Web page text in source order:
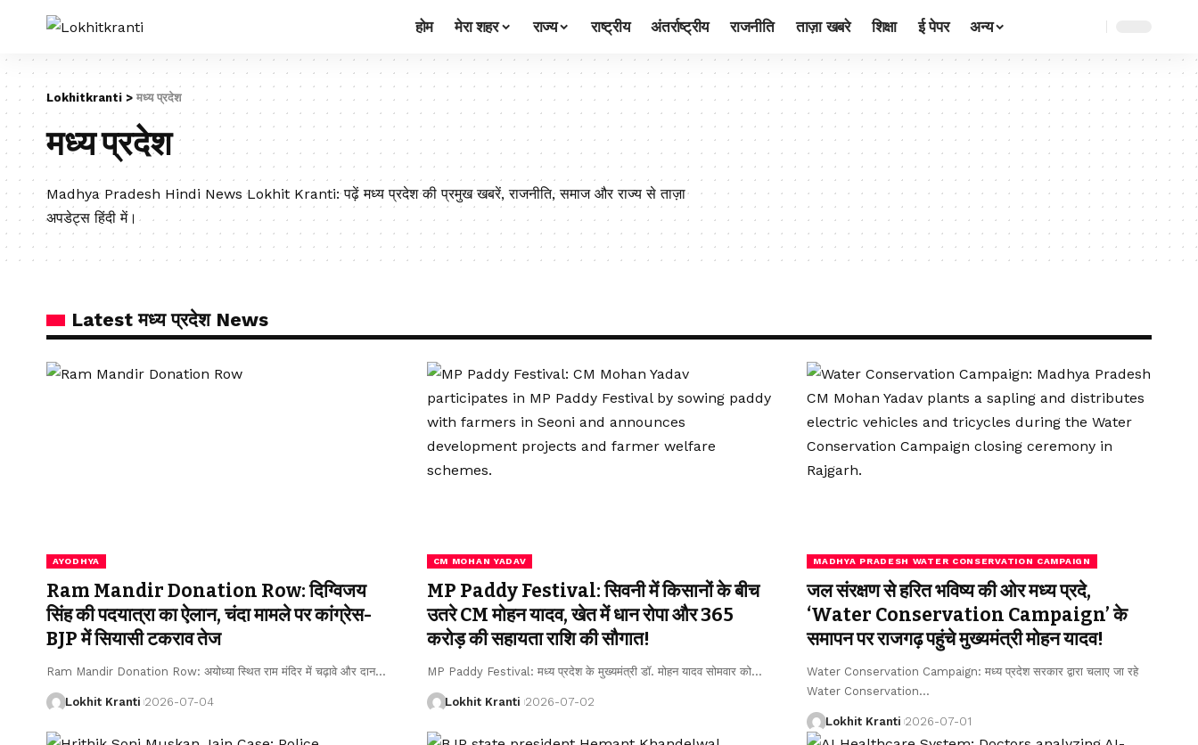
होम मेरा शहर राज्य राष्ट्रीय अंतर्राष्ट्रीय राजनीति ताज़ा खबरे शिक्षा ई पेपर अन्य
Lokhitkranti > मध्य प्रदेश
मध्य प्रदेश
Madhya Pradesh Hindi News Lokhit Kranti: पढ़ें मध्य प्रदेश की प्रमुख खबरें, राजनीति, समाज और राज्य से ताज़ा
अपडेट्स हिंदी में।
Latest मध्य प्रदेश News
AYODHYA
Ram Mandir Donation Row: दिग्विजय
सिंह की पदयात्रा का ऐलान, चंदा मामले पर कांग्रेस-
BJP में सियासी टकराव तेज
Ram Mandir Donation Row: अयोध्या स्थित राम मंदिर में चढ़ावे और दान…
Lokhit Kranti 2026-07-04
CM MOHAN YADAV
MP Paddy Festival: सिवनी में किसानों के बीच
उतरे CM मोहन यादव, खेत में धान रोपा और 365
करोड़ की सहायता राशि की सौगात!
MP Paddy Festival: मध्य प्रदेश के मुख्यमंत्री डॉ. मोहन यादव सोमवार को…
Lokhit Kranti 2026-07-02
MADHYA PRADESH WATER CONSERVATION CAMPAIGN
जल संरक्षण से हरित भविष्य की ओर मध्य प्रदे,
‘Water Conservation Campaign’ के
समापन पर राजगढ़ पहुंचे मुख्यमंत्री मोहन यादव!
Water Conservation Campaign: मध्य प्रदेश सरकार द्वारा चलाए जा रहे
Water Conservation…
Lokhit Kranti 2026-07-01